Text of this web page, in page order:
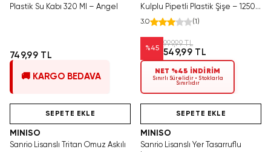
Plastik Su Kabı 320 Ml – Angel
749,99 TL
🚚 KARGO BEDAVA
Kulplu Pipetli Plastik Şişe – 1250
ML Büyük Boy Su Matarası
3.0 (1 )
%45
999,99 TL
549,99 TL
NET %45 İNDİRİM
Sınırlı Sürelidir • Stoklarla
Sınırlıdır
Tükenmeden Satın Al
SEPETE EKLE
MINISO
Sanrio Lisanslı Tritan Omuz Askılı
Tükenmeden Satın Al
SEPETE EKLE
MINISO
Sanrio Lisanslı Yer Tasarruflu